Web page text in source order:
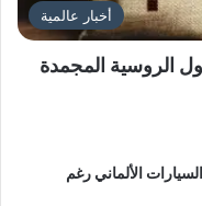
أخبار عالمية
الروسية المجمدة
الألماني رغم